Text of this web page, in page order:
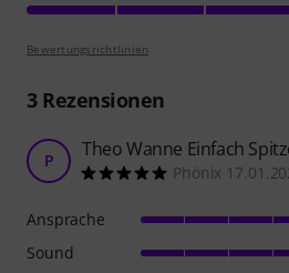
Bewertungsrichtlinien
3Rezensionen
P Theo Wanne Einfach
Phönix
Ansprache
Sound